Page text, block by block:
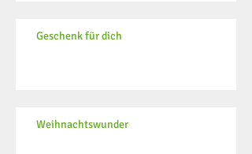
Geschenk für dich
Weihnachtswunder